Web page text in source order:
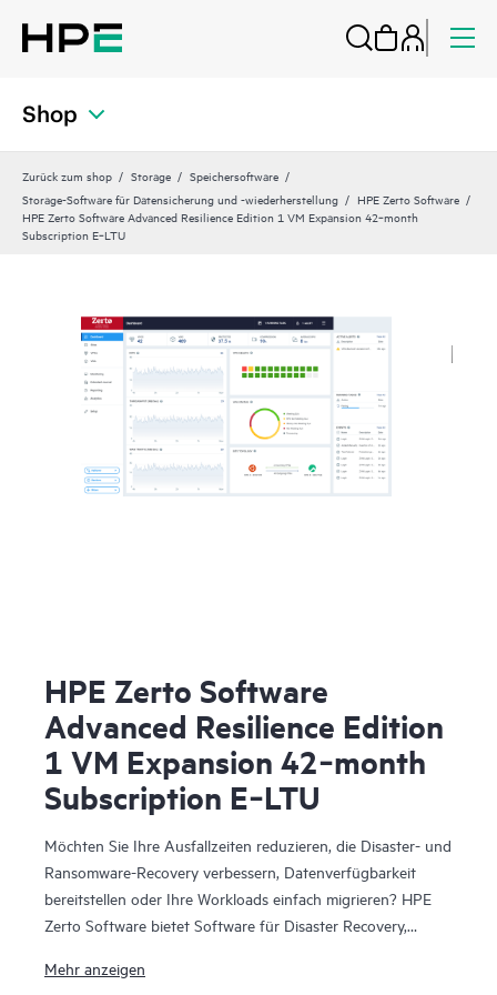
Shop
Zurück zum shop Storage
Speichersoftware
Storage-Software für Datensicherung und -wiederherstellung
HPE Zerto Software
HPE Zerto Software Advanced Resilience Edition 1 VM Expansion 42‑month
Subscription E‑LTU
HPE Zerto Software
Advanced Resilience Edition
1 VM Expansion 42‑month
Subscription E‑LTU
Möchten Sie Ihre Ausfallzeiten reduzieren, die Disaster- und
Ransomware-Recovery verbessern, Datenverfügbarkeit
bereitstellen oder Ihre Workloads einfach migrieren? HPE
Zerto Software bietet Software für Disaster Recovery,
und Cloud-Umgebungen. HPE Zerto Software wurde für
Mehr anzeigen